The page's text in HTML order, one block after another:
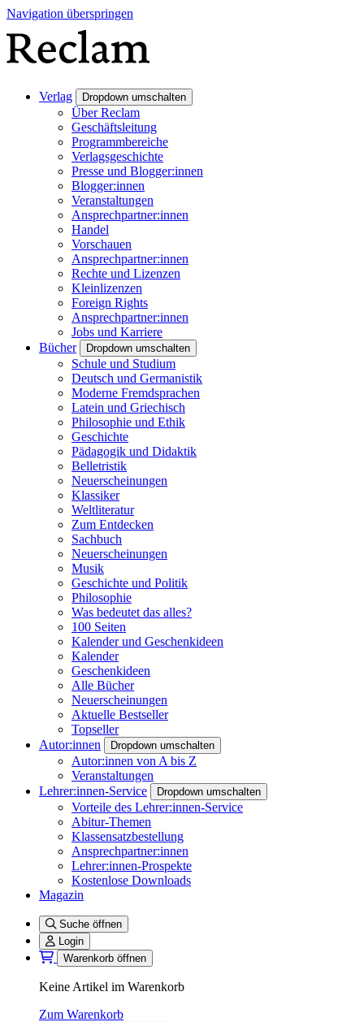
Navigation überspringen
Verlag Dropdown umschalten
Über Reclam
Geschäftsleitung
Programmbereiche
Verlagsgeschichte
Presse und Blogger:innen
Blogger:innen
Veranstaltungen
Ansprechpartner:innen
Handel
Vorschauen
Ansprechpartner:innen
Rechte und Lizenzen
Kleinlizenzen
Foreign Rights
Ansprechpartner:innen
Jobs und Karriere
Bücher
Dropdown umschalten
Schule und Studium
Deutsch und Germanistik
Moderne Fremdsprachen
Latein und Griechisch
Philosophie und Ethik
Geschichte
Pädagogik und Didaktik
Belletristik
Neuerscheinungen
Klassiker
Weltliteratur
Zum Entdecken
Sachbuch
Neuerscheinungen
Musik
Geschichte und Politik
Philosophie
Was bedeutet das alles?
100 Seiten
Kalender und Geschenkideen
Kalender
Geschenkideen
Alle Bücher
Neuerscheinungen
Aktuelle Bestseller
Topseller
Autor:innen
Dropdown umschalten
Autor:innen von A bis Z
Veranstaltungen
Lehrer:innen-Service
Dropdown umschalten
Vorteile des Lehrer:innen-Service
Abitur-Themen
Klassensatzbestellung
Ansprechpartner:innen
Lehrer:innen-Prospekte
Kostenlose Downloads
Magazin
Suche öffnen
Login
Warenkorb öffnen
Keine Artikel im Warenkorb
Zum Warenkorb